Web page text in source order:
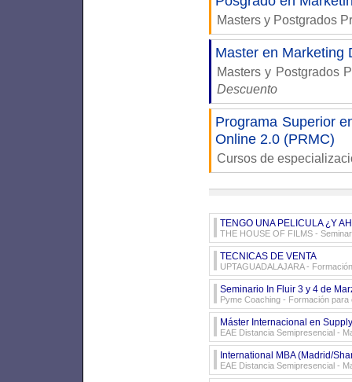
Masters y Postgrados
Master en Marketing
Masters y Postgrados
Descuento
Programa Superior
Online 2.0 (PRMC)
Cursos de
TENGO UNA PELICULA ¿Y
THE HOUSE OF FILMS -
TECNICAS DE VENTA
UPTAGUADALAJARA-
Seminario In Fluir 3 y 4 de
Pyme Coaching - Formación
Máster Internacional en
EAE Distancia Semipresencial -
International MBA (Madrid/
EAE Distancia Semipresencial -